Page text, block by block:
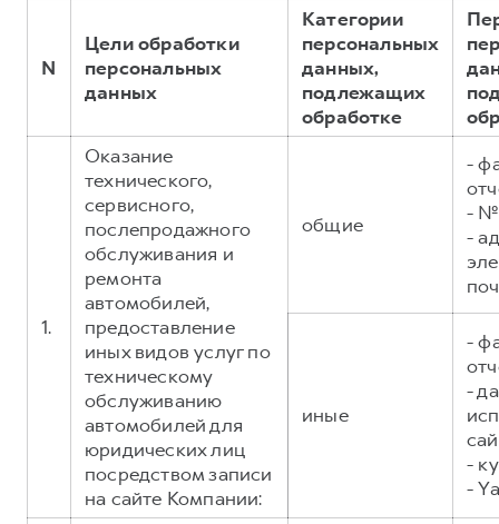
Система управления автопарком
Сервис для корпоративных клиентов
HAVAL Лизинг
АКСЕССУАРЫ HAVAL
Автомобильные аксессуары
Коллекция CITY
Коллекция Базовая
Коллекция Детская
АКСЕССУАРЫ HAVAL
Коллекция CITY
Коллекция Базовая
Коллекция Детская
N
Цели обработки
персональных
данных
Категории
персональных
данных,
подлежащих
обработке
1.
Оказание
технического,
сервисного,
послепродажного
обслуживания и
ремонта
автомобилей,
предоставление
иных видов услуг по
техническому
обслуживанию
автомобилей для
юридических лиц
посредством записи
на сайте Компании:
общие
-
- №
-
иные
-
-
-
-